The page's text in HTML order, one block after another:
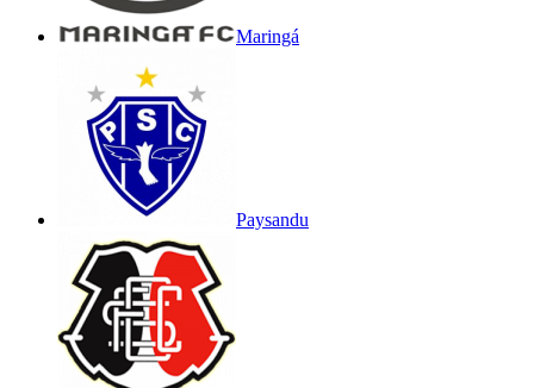
Maringá
Paysandu